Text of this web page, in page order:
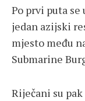
Po prvi puta
jedan azijski
mjesto među
Submarine
Riječani su